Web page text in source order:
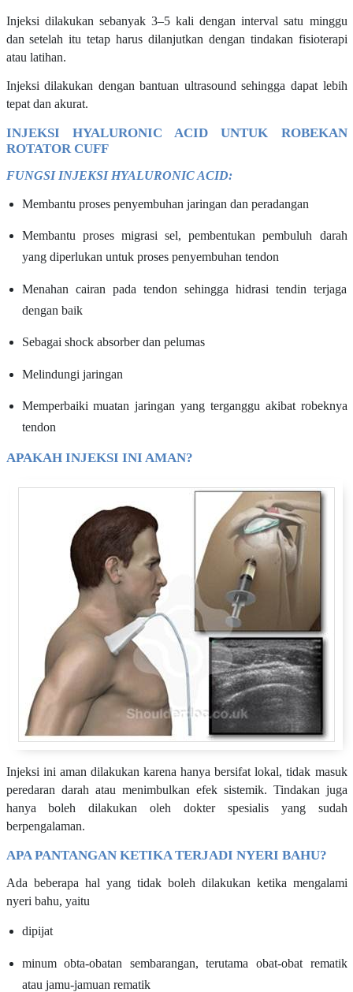
Injeksi dilakukan sebanyak 3–5 kali dengan interval satu minggu
dan setelah itu tetap harus dilanjutkan dengan tindakan fisioterapi
atau latihan.
Injeksi dilakukan dengan bantuan ultrasound sehingga dapat lebih
tepat dan akurat.
INJEKSI HYALURONIC ACID UNTUK ROBEKAN
ROTATOR CUFF
FUNGSI INJEKSI HYALURONIC ACID:
Membantu proses penyembuhan jaringan dan peradangan
Membantu proses migrasi sel, pembentukan pembuluh darah
yang diperlukan untuk proses penyembuhan tendon
Menahan cairan pada tendon sehingga hidrasi tendin terjaga
dengan baik
Sebagai shock absorber dan pelumas
Melindungi jaringan
Memperbaiki muatan jaringan yang terganggu akibat robeknya
tendon
APAKAH INJEKSI INI AMAN?
Injeksi ini aman dilakukan karena hanya bersifat lokal, tidak masuk
peredaran darah atau menimbulkan efek sistemik. Tindakan juga
hanya boleh dilakukan oleh dokter spesialis yang sudah
berpengalaman.
APA PANTANGAN KETIKA TERJADI NYERI BAHU?
Ada beberapa hal yang tidak boleh dilakukan ketika mengalami
nyeri bahu, yaitu
dipijat
minum obta-obatan sembarangan, terutama obat-obat rematik
atau jamu-jamuan rematik